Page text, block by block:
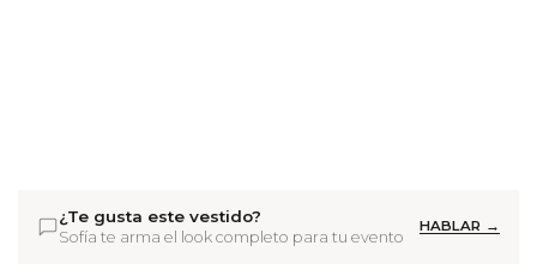
¿Te gusta este vestido?
Sofía te arma el look completo para tu evento
HABLAR →